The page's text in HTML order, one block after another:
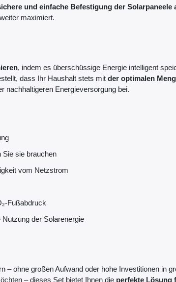
und einfache Befestigung der Solarpaneele
maximiert.
, indem es überschüssige Energie intelligent
dass Ihr Haushalt stets mit der optimalen
nachhaltigeren Energieversorgung bei.
Sie sie brauchen
vom Netzstrom
Fußabdruck
der Solarenergie
ohne großen Aufwand oder hohe Investitionen in
– dieses Set bietet Ihnen die perfekte Lösung